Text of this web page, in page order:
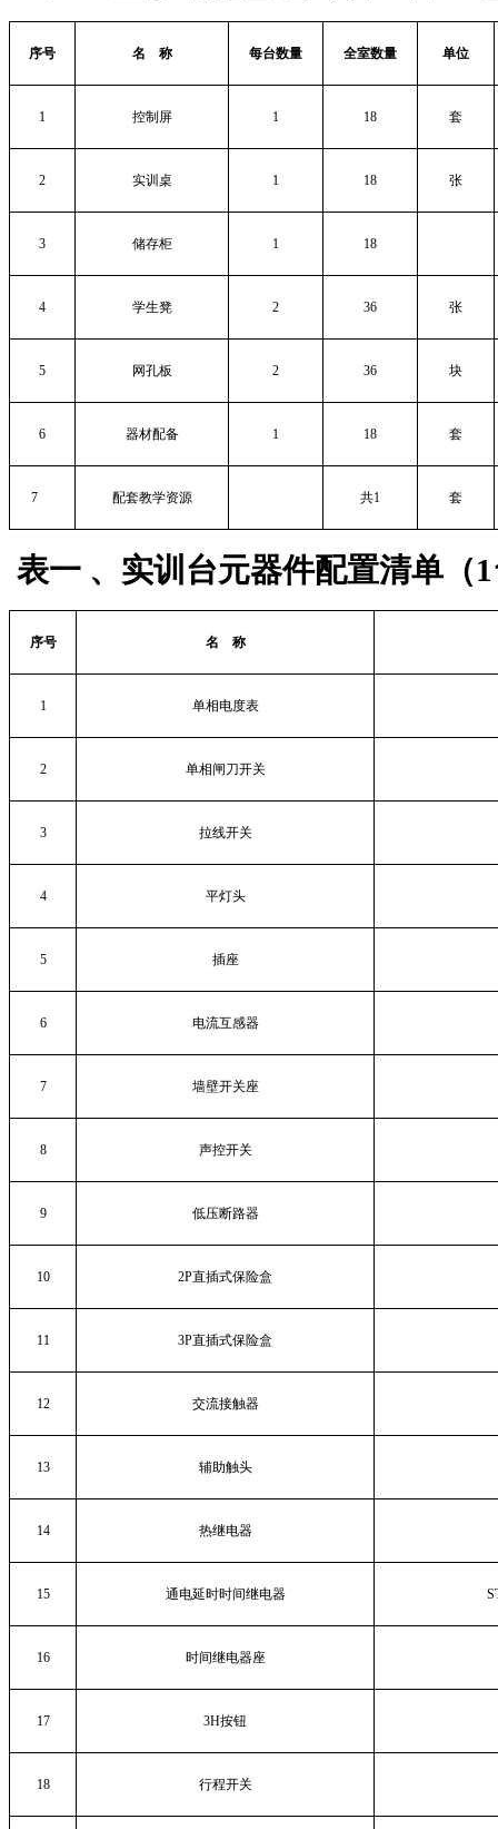
序号 名 称 每台数量 全室数量 单位
1 控制屏 1 18 套
2 实训桌 1 18 张
3 储存柜 1 18
4 学生凳 2 36 张
5 网孔板 2 36 块
6 器材配备 1 18 套
7 配套教学资源 共1 套
表一 、实训台元器件配置清单（1
序号 名 称
1 单相电度表
2 单相闸刀开关
3 拉线开关
4 平灯头
5 插座
6 电流互感器
7 墙壁开关座
8 声控开关
9 低压断路器
10 2P直插式保险盒
11 3P直插式保险盒
12 交流接触器
13 辅助触头
14 热继电器
15 通电延时时间继电器
16 时间继电器座
17 3H按钮
18 行程开关